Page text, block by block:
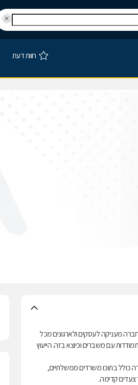
חוות דעת
מעניקה לעסקים ולארגונים מכל
עם משברים וכיוצא בזה. הייעוץ
של החברה כולל בתוכו משרדים ממשלתיים,
צעדים קדימה.